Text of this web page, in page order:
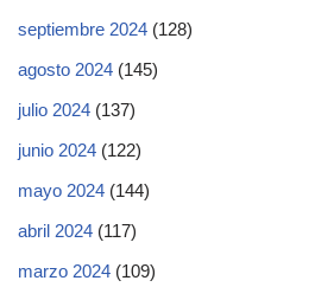
septiembre 2024 (128)
agosto 2024 (145)
julio 2024 (137)
junio 2024 (122)
mayo 2024 (144)
abril 2024 (117)
marzo 2024 (109)